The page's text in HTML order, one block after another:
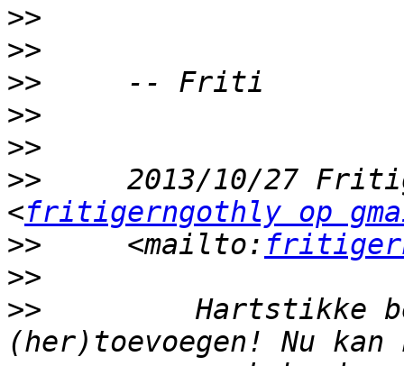
>>
>>
>>
>>
>>
>>
2013/10/27
<fritigerngothly op
>>
     <mailto:
>>
>>
Hartstikke